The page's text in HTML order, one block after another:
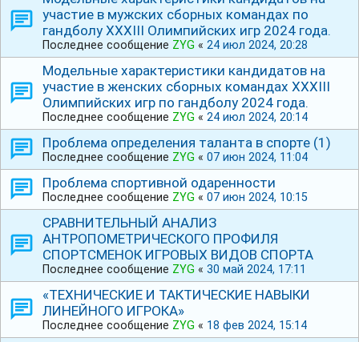
участие в мужских сборных командах по
гандболу ⅩⅩⅩⅠIⅠ Олимпийских игр 2024 года.
Последнее сообщение ZYG « 24 июл 2024, 20:28
Модельные характеристики кандидатов на
участие в женских сборных командах ⅩⅩⅩⅠIⅠ
Олимпийских игр по гандболу 2024 года.
Последнее сообщение ZYG « 24 июл 2024, 20:14
Проблема определения таланта в спорте (1)
Последнее сообщение ZYG « 07 июн 2024, 11:04
Проблема спортивной одаренности
Последнее сообщение ZYG « 07 июн 2024, 10:15
СРАВНИТЕЛЬНЫЙ АНАЛИЗ
АНТРОПОМЕТРИЧЕСКОГО ПРОФИЛЯ
СПОРТСМЕНОК ИГРОВЫХ ВИДОВ СПОРТА
Последнее сообщение ZYG « 30 май 2024, 17:11
«ТЕХНИЧЕСКИЕ И ТАКТИЧЕСКИЕ НАВЫКИ
ЛИНЕЙНОГО ИГРОКА»
Последнее сообщение ZYG « 18 фев 2024, 15:14